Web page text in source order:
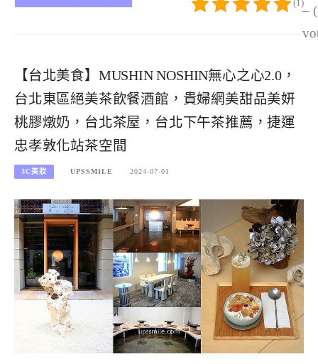
–
(1)
【台北美食】MUSHIN NOSHIN無心之心2.0，
台北東區絕美茶飲餐酒館，貴婦網美甜品美妍
桃膠燉奶，台北茶屋，台北下午茶推薦，捷運
忠孝敦化站茶空間
3C美妝 UPSSMILE 2024-07-01